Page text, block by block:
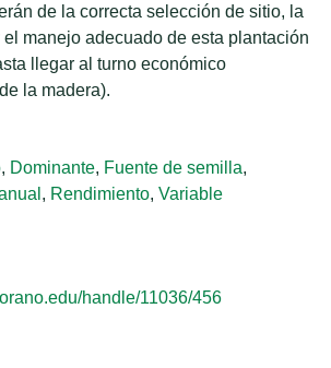
de la correcta selección de sitio, la
manejo adecuado de esta plantación
llegar al turno económico
la madera).
, Dominante, Fuente de semilla,
, Rendimiento, Variable
handle/11036/456